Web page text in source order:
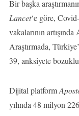
Bir başka
Lancet‘e göre,
vakalarının
Araştırmada,
39, anksiyete
Dijital platform
yılında 48 milyon